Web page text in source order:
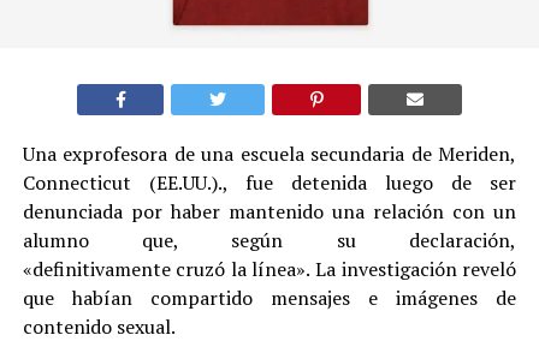
Una exprofesora de una escuela secundaria de Meriden,
Connecticut (EE.UU.)., fue detenida luego de ser
denunciada por haber mantenido una relación con un
alumno que, según su declaración,
«definitivamente cruzó la línea». La investigación reveló
que habían compartido mensajes e imágenes de
contenido sexual.